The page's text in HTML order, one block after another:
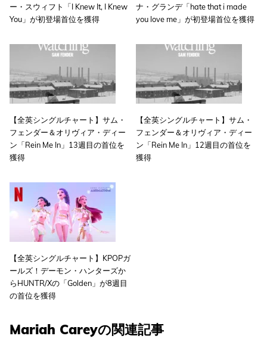
ー・スウィフト「I Knew It, I Knew
You」が初登場首位を獲得
ナ・グランデ「hate that i made
you love me」が初登場首位を獲得
【全英シングルチャート】サム・
フェンダー＆オリヴィア・ディー
ン「Rein Me In」13週目の首位を
獲得
【全英シングルチャート】サム・
フェンダー＆オリヴィア・ディー
ン「Rein Me In」12週目の首位を
獲得
【全英シングルチャート】KPOPガ
ールズ！デーモン・ハンターズか
らHUNTR/Xの「Golden」が8週目
の首位を獲得
Mariah Careyの関連記事